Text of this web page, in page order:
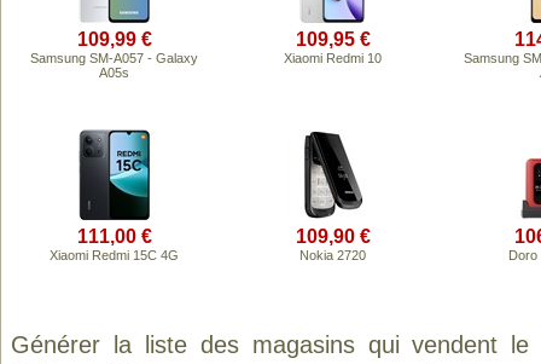
109,99 €
Samsung SM-A057 - Galaxy
A05s
109,95 €
Xiaomi Redmi 10
Samsung
111,00 €
Xiaomi Redmi 15C 4G
109,90 €
Nokia 2720 Doro
Générer la liste des magasins qui vendent